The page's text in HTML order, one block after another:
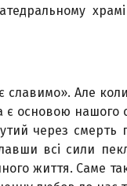
храмі
славимо». Але
є основою нашого
через смерть
всі сили
життя. Саме